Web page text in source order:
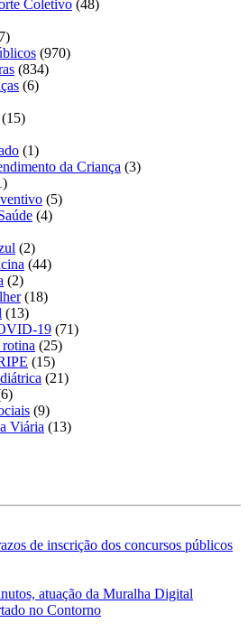
Coletivo (48)
(970)
(834)
(6)
(15)
(1)
da Criança (3)
(5)
(4)
(2)
(44)
(2)
(18)
(13)
19 (71)
(25)
(15)
(21)
(9)
Viária (13)
de inscrição dos concursos públicos
atuação da Muralha Digital
no Contorno